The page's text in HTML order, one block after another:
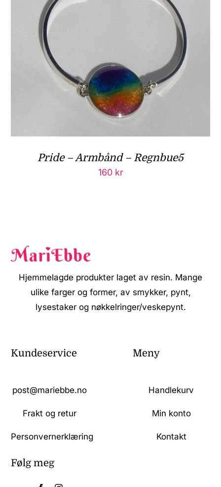
Pride – Armbånd – Regnbue5
160 kr
Hjemmelagde produkter laget av resin. Mange
ulike farger og former, av smykker, pynt,
lysestaker og nøkkelringer/veskepynt.
Kundeservice
post@mariebbe.no
Frakt og retur
Personvernerklæring
Meny
Handlekurv
Min konto
Kontakt
Følg meg